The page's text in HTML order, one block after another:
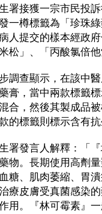
接獲一宗市民投訴
一樽標籤為「珍珠
人提交的樣本經政
松」、「丙酸氯倍
查顯示，在該中醫
膏，當中兩款標籤
合，然後其製成品
的標籤則標示含有
發言人解釋：「『
物。長期使用高劑
糖、肌肉萎縮、胃
療皮膚受真菌感染
用。『林可霉素』